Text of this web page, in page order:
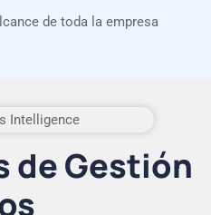
de toda la empresa
de Gestión